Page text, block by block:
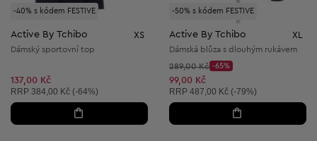
-40% s kódem FESTIVE
Active By Tchibo XS
Dámský sportovní top
137,00 Kč
Doporučená cena:
RRP 384,00 Kč (-64%)
-50% s kódem FESTIVE
Active By Tchibo XL
Dámská blůza s dlouhým rukávem
Původní cena:
289,00 Kč
Discount Price:
-65%
Snížená cena:
99,00 Kč
Doporučená cena:
RRP 487,00 Kč (-79%)